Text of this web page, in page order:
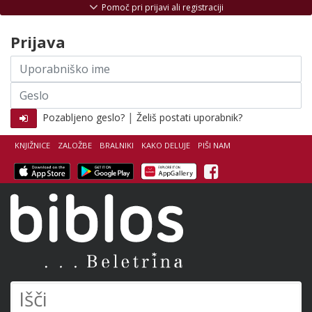
KNJIŽNICE ZALOŽBE BRALNIKI KAKO DELUJE PIŠI NAM
Facebook
Pomoč pri prijavi ali registraciji
Prijava
Uporabniško
ime
Geslo
Pozabljeno geslo? | Želiš postati uporabnik?